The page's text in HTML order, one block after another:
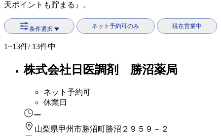
天ポイントも貯まる』。
条件選択 ネット予約可のみ 現在営業中
1~13件/ 13件中
株式会社日医調剤 勝沼薬局
ネット予約可
休業日
ー
山梨県甲州市勝沼町勝沼２９５９－２